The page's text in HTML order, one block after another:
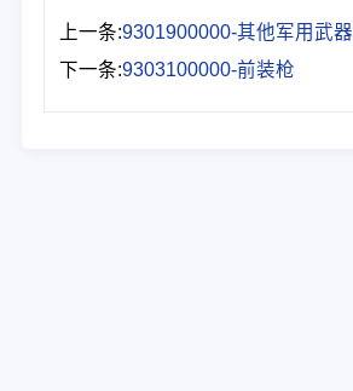
上一条:9301900000-其他军用武器
下一条:9303100000-前装枪